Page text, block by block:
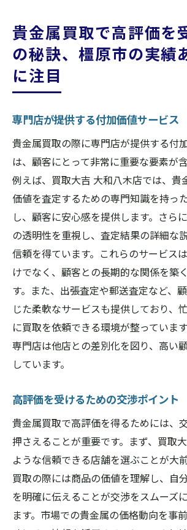
貴金属買取で高評価を
の秘訣、橿原市の実績
に注目
専門店が提供する付加価値サービス
貴金属買取の際に専門店が提供する付
は、顧客にとって非常に重要な要素が
例えば、買取大吉 大和八木店では、貴
価値を査定するための専門知識を持っ
し、顧客に安心感を提供します。さら
の透明性を重視し、査定結果の詳細な
信頼を得ています。これらのサービス
けでなく、顧客との長期的な関係を築
す。また、出張査定や郵送査定など、
じた柔軟なサービスも提供しており、
に買取を依頼できる環境が整っています
専門店は他店との差別化を図り、高い
しています。
高評価を受けるための交渉ポイント
貴金属買取で高評価を得るためには、
押さえることが重要です。まず、買取
ような信頼できる店舗を選ぶことが大
買取の際には商品の価値を理解し、自
を明確に伝えることが交渉をスムーズ
ます。市場での貴金属の価格動向を事